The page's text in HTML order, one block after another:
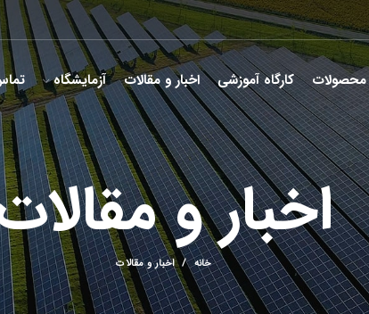
محصولات کارگاه آموزشی اخبار و مقالات آزمایشگاه
اخبار و
خانه اخبار و مقالات